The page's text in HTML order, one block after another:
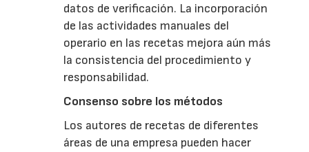
datos de verificación. La incorporación
de las actividades manuales del
operario en las recetas mejora aún más
la consistencia del procedimiento y
responsabilidad.
Consenso sobre los métodos
Los autores de recetas de diferentes
áreas de una empresa pueden hacer